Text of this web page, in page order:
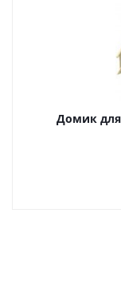
Домик для